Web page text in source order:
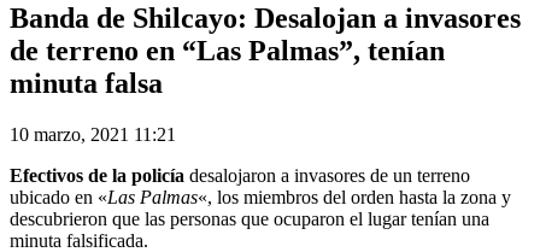
Banda de Shilcayo: Desalojan a invasores
de terreno en “Las Palmas”, tenían
minuta falsa
10 marzo, 2021 11:21
Efectivos de la policía desalojaron a invasores de un terreno
ubicado en «Las Palmas«, los miembros del orden hasta la zona y
descubrieron que las personas que ocuparon el lugar tenían una
minuta falsificada.